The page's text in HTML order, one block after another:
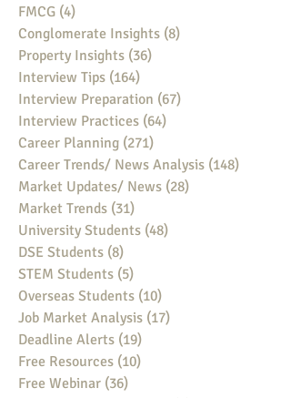
FMCG (4)
Conglomerate Insights (8)
Property Insights (36)
Interview Tips (164)
Interview Preparation (67)
Interview Practices (64)
Career Planning (271)
Career Trends/ News Analysis (148)
Market Updates/ News (28)
Market Trends (31)
University Students (48)
DSE Students (8)
STEM Students (5)
Overseas Students (10)
Job Market Analysis (17)
Deadline Alerts (19)
Free Resources (10)
Free Webinar (36)